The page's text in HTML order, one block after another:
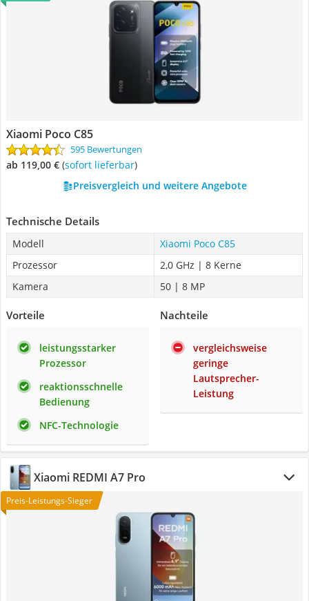
Xiaomi Poco C85
595 Bewertungen
ab 119,00 € ( Sofort lieferbar)
Preisvergleich und weitere Angebote
Technische Details
Modell
Xiaomi Poco C85
Prozessor
2,0 GHz | 8 Kerne
Kamera
50 | 8 MP
Vorteile
leistungsstarker
Prozessor
reaktionsschnelle
Bedienung
NFC-Technologie
Nachteile
vergleichsweise
geringe
Lautsprecher-
Leistung
Xiaomi REDMI A7 Pro
Preis-Leistungs-Sieger